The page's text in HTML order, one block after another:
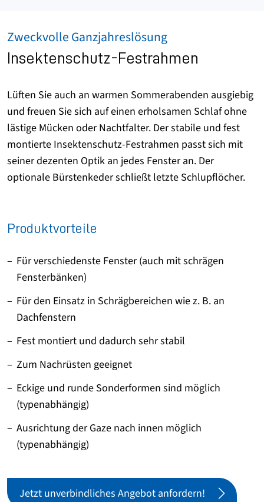
Zweckvolle Ganzjahreslösung
Insektenschutz-Festrahmen
Lüften Sie auch an warmen Sommerabenden ausgiebig
und freuen Sie sich auf einen erholsamen Schlaf ohne
lästige Mücken oder Nachtfalter. Der stabile und fest
montierte Insektenschutz-Festrahmen passt sich mit
seiner dezenten Optik an jedes Fenster an. Der
optionale Bürstenkeder schließt letzte Schlupflöcher.
Produktvorteile
Für verschiedenste Fenster (auch mit schrägen
Fensterbänken)
Für den Einsatz in Schrägbereichen wie z. B. an
Dachfenstern
Fest montiert und dadurch sehr stabil
Zum Nachrüsten geeignet
Eckige und runde Sonderformen sind möglich
(typenabhängig)
Ausrichtung der Gaze nach innen möglich
(typenabhängig)
Jetzt unverbindliches Angebot anfordern!